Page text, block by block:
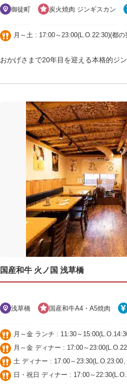
御徒町 炭火焼肉 ジンギスカン
月～土 : 17:00～23:00(L.O.22:30)(都
おかげさまで20年目を迎える本格的ジ
国産和牛 火ノ国 浅草橋
浅草橋 国産和牛A4・A5焼肉
月～金 ランチ : 11:30～
月～金 ディナー : 17:00～
土 ディナー : 17:00～23:30(L.O.23:00
日・祝日 ディナー : 17:00～